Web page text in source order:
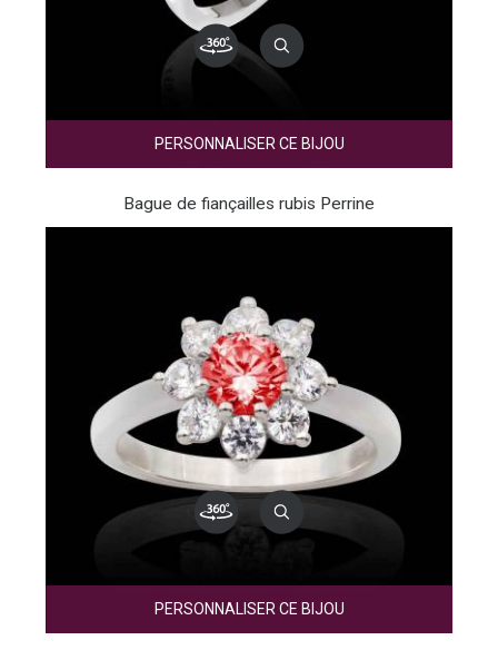
PERSONNALISER CE BIJOU
Bague de fiançailles rubis Perrine
PERSONNALISER CE BIJOU